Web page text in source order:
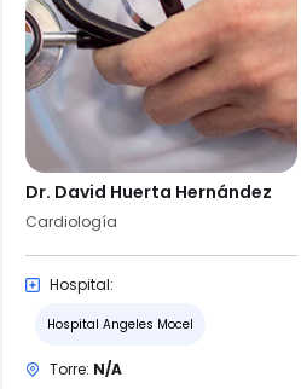
Dr. David Huerta Hernández
Cardiología
Hospital:
Hospital Angeles Mocel
Torre: N/A